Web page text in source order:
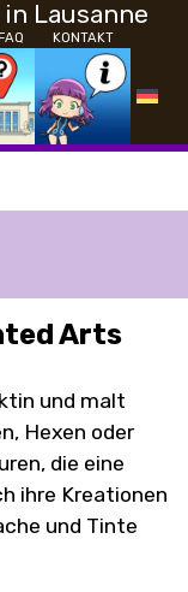
Lausanne
KONTAKT
Arts
und malt
Hexen oder
die eine
ihre Kreationen
und Tinte